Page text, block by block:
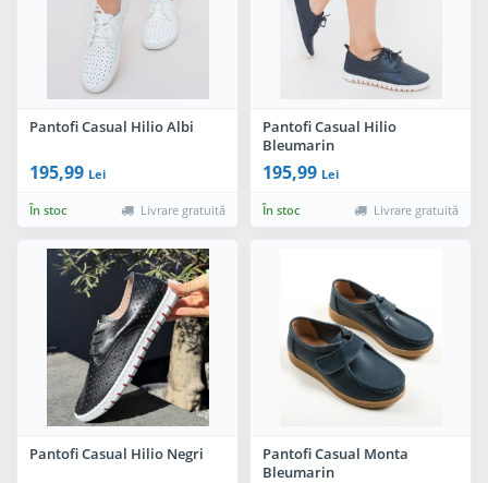
Pantofi Casual Hilio Albi
195,99 Lei
În stoc Livrare gratuită
Pantofi Casual Hilio
Bleumarin
195,99 Lei
În stoc Livrare gratuită
Pantofi Casual Hilio Negri
Pantofi Casual Monta
Bleumarin